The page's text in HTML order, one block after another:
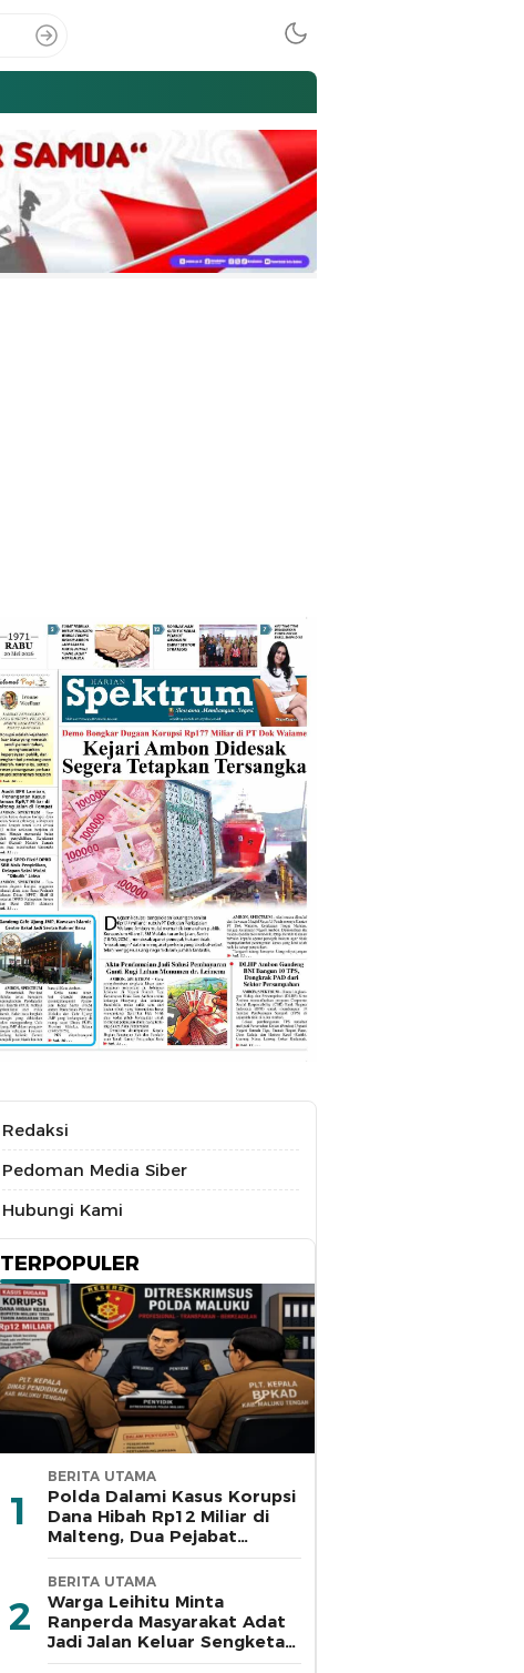
Redaksi
Pedoman Media Siber
Hubungi Kami
TERPOPULER
1
BERITA UTAMA
Polda Dalami Kasus Korupsi
Dana Hibah Rp12 Miliar di
Malteng, Dua Pejabat
Pemkab Diperiksa
2
BERITA UTAMA
Warga Leihitu Minta
Ranperda Masyarakat Adat
Jadi Jalan Keluar Sengketa
Enam Dusun Tanjung Sial